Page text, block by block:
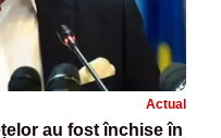
Actual
au fost închise în